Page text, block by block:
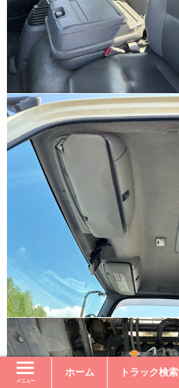
メニュー
ホーム トラック検索